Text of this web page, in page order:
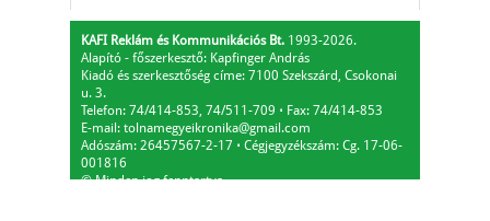
KAFI Reklám és Kommunikációs Bt. 1993-2026.
Alapító - főszerkesztő: Kapfinger András
Kiadó és szerkesztőség címe: 7100 Szekszárd, Csokonai
u. 3.
Telefon: 74/414-853, 74/511-709 ⋅ Fax: 74/414-853
E-mail: tolnamegyeikronika@gmail.com
Adószám: 26457567-2-17 ⋅ Cégjegyzékszám: Cg. 17-06-
001816
© Minden jog fenntartva.